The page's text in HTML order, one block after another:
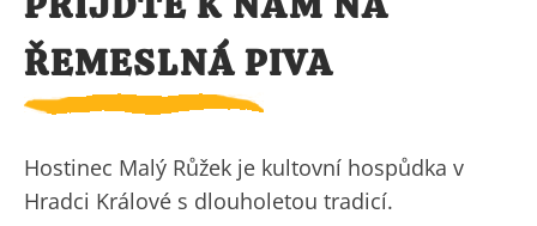
ŘEMESLNÁ PIVA
Hostinec Malý Růžek je kultovní hospůdka v
Hradci Králové s dlouholetou tradicí.